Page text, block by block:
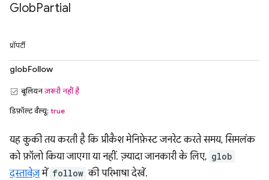
GlobPartial
प्रॉपर्टी
globFollow
बूलियनज़रूरी नहीं है
डिफ़ॉल्ट वैल्यू: true
यह कुकी तय करती है कि प्रीकैश मेनिफ़ेस्ट जनरेट करते समय, सिमलंक
को फ़ॉलो किया जाएगा या नहीं. ज़्यादा जानकारी के लिए, glob
दस्तावेज़में follow की परिभाषा देखें.